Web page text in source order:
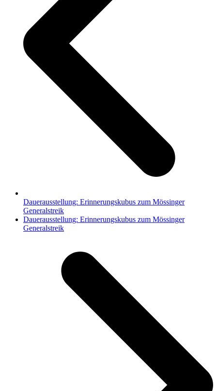
Dauerausstellung: Erinnerungskubus zum Mössinger
Generalstreik
Nächster
Beitrag:
Dauerausstellung: Erinnerungskubus zum Mössinger
Generalstreik